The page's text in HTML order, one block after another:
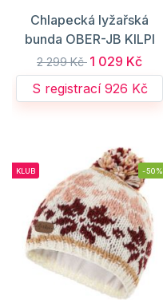
Chlapecká lyžařská
bunda OBER-JB KILPI
2 299 Kč 1 029 Kč
S registrací 926 Kč
KLUB -50%